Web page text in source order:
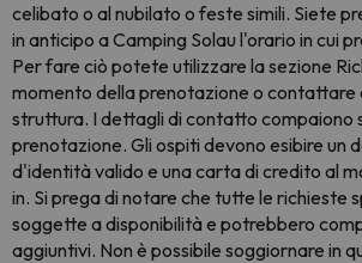
celibato o al nubilato o feste simili. Siete
in anticipo a Camping Solau l'orario in cui
Per fare ciò potete utilizzare la sezione
momento della prenotazione o
struttura. I dettagli di contatto compaiono
prenotazione. Gli ospiti devono esibire un
d'identità valido e una carta di credito al
in. Si prega di notare che tutte le richieste
soggette a disponibilità e potrebbero
aggiuntivi. Non è possibile soggiornare in